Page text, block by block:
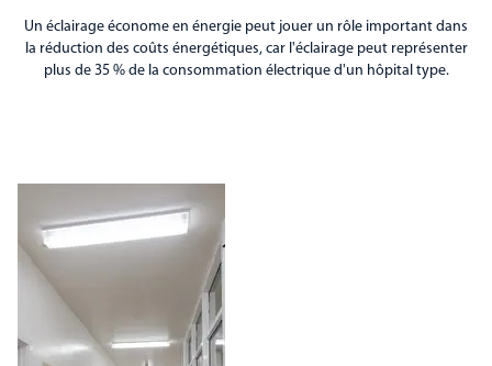
Un éclairage économe en énergie peut jouer un rôle important dans
la réduction des coûts énergétiques, car l'éclairage peut représenter
plus de 35 % de la consommation électrique d'un hôpital type.